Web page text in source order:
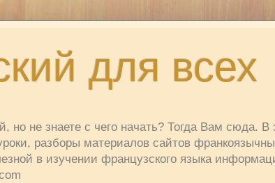
для всех
но не знаете с чего начать? Тогда Вам сюда. В
разборы материалов сайтов
в изучении французского языка